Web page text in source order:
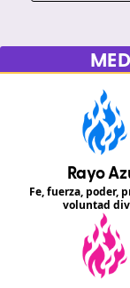
Rayo
Fe, fuerza, poder,
voluntad